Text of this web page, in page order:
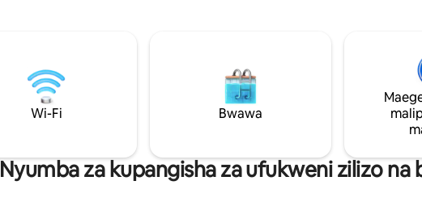
kisiwa hiki ni eneo zuri la familia mbali na
msongamano wa jiji. Nyumba inayotunza
mazingira iliyojengwa kwa kutumia
nyenzo endelevu na iliyobuniwa kwa ajili
na klabu, ukumbi wa mazoezi,
kujitegemea, uwanja wa tenisi,
miguu, mgahawa, bwawa la
marina na gati kwa safari za
Dakika zote 15 kwa boti kutoka
Abraão na lagoon ya bluu
Wi-Fi Bwawa
Nyumba za kupangisha za ufukweni zilizo na